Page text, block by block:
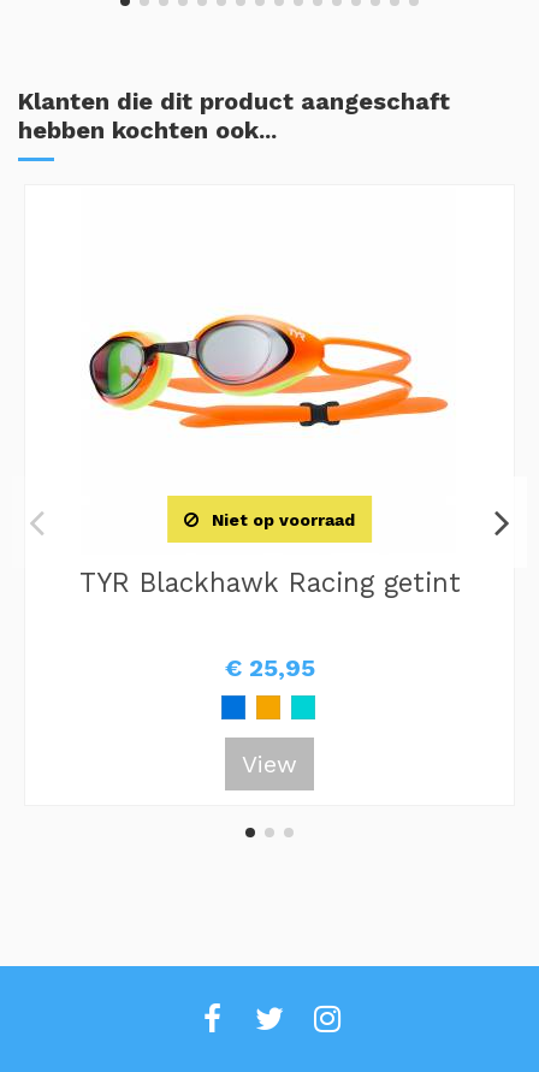
Klanten die dit product aangeschaft
hebben kochten ook...
Niet op voorraad
TYR Blackhawk Racing getint
€ 25,95
View